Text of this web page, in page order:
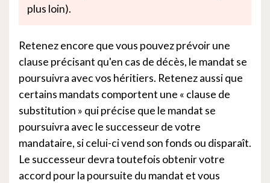
plus loin).
Retenez encore que vous pouvez prévoir une
clause précisant qu'en cas de décès, le mandat se
poursuivra avec vos héritiers. Retenez aussi que
certains mandats comportent une « clause de
substitution » qui précise que le mandat se
poursuivra avec le successeur de votre
mandataire, si celui-ci vend son fonds ou disparaît.
Le successeur devra toutefois obtenir votre
accord pour la poursuite du mandat et vous